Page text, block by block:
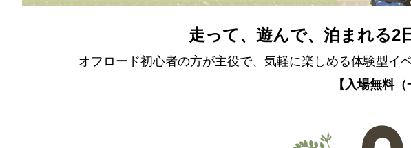
走って、遊んで、泊まれる2
オフロード初心者の方が主役で、気軽に楽しめる体験型イ
【入場無料